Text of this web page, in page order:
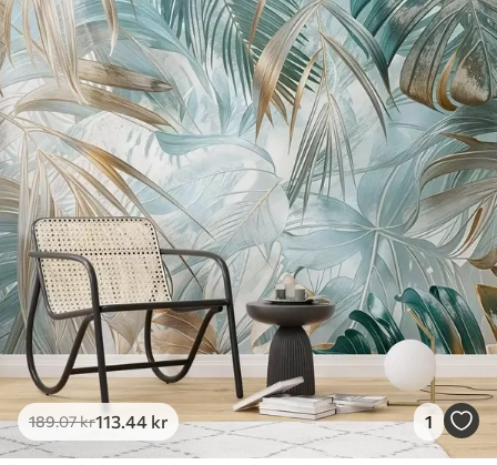
Standard
385.83231.50 kr /m²
Premium
448.33269.00 kr/m²
Premium vinyl
516.67310.00kr/m²
Peel and Stick
666.67400.00 kr/m²
189.07kr113 .44 kr 1